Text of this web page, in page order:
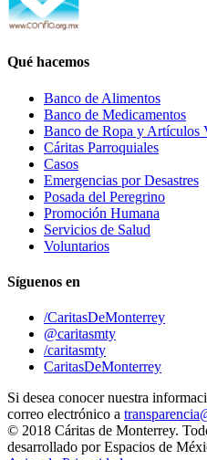
Qué hacemos
Banco de Alimentos
Banco de Medicamentos
Banco de Ropa y Artículos
Cáritas Parroquiales
Casos
Emergencias por Desastres
Posada del Peregrino
Promoción Humana
Servicios de Salud
Voluntarios
Síguenos en
/CaritasDeMonterrey
@caritasmty
/caritasmty
CaritasDeMonterrey
Si desea conocer nuestra
correo electrónico a
© 2018 Cáritas de Monterrey.
desarrollado por Espacios de